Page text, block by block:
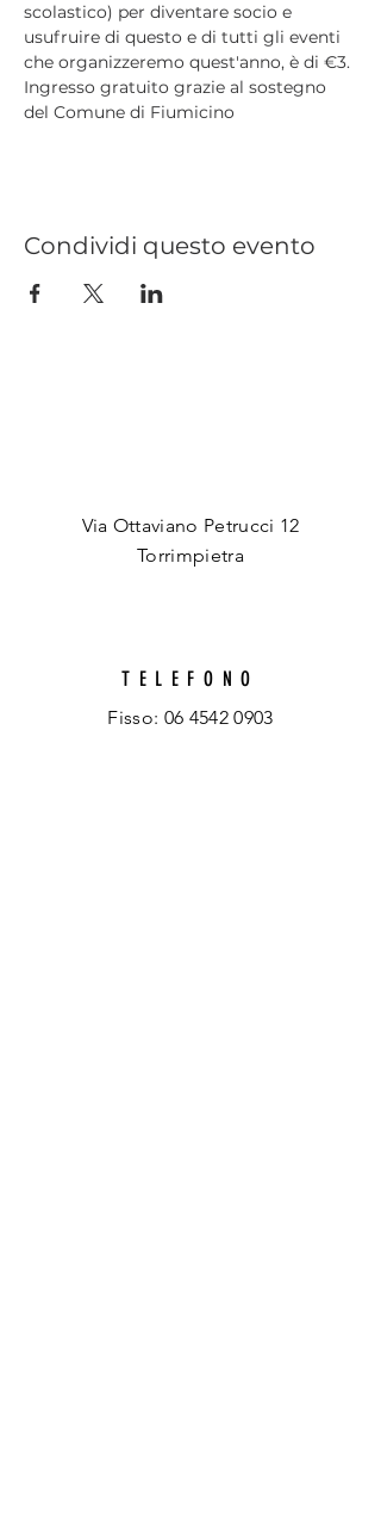
scolastico) per diventare socio e
usufruire di questo e di tutti gli eventi
che organizzeremo quest'anno, è di €3.
Ingresso gratuito grazie al sostegno
del Comune di Fiumicino
Condividi questo evento
Via Ottaviano Petrucci 12
Torrimpietra
TELEFONO
Fisso: 06 4542 0903